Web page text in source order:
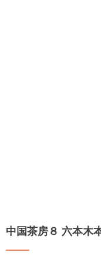
中国茶房８ 六本木